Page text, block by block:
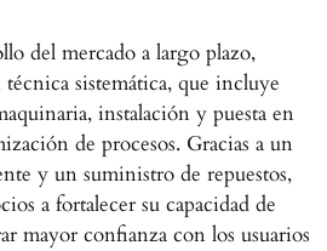
del mercado a largo plazo,
sistemática, que incluye
instalación y puesta en
de procesos. Gracias a un
y un suministro de repuestos,
a fortalecer su capacidad de
mayor confianza con los usuarios